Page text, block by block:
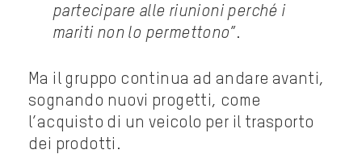
partecipare alle riunioni perché i
mariti non lo permettono”.
Ma il gruppo continua ad andare avanti,
sognando nuovi progetti, come
l’acquisto di un veicolo per il trasporto
dei prodotti.